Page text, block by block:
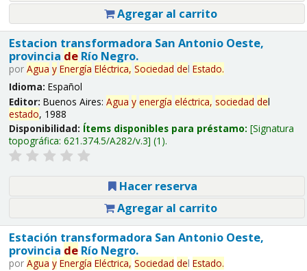
Agregar al carrito
Estacion transformadora San Antonio Oeste,
provincia deRío Negro.
por Agua y Energía Eléctrica, Sociedad del Estado.
Idioma: Español
Editor: Buenos Aires: Agua y energía eléctrica, sociedad del
estado, 1988
Disponibilidad: Ítems disponibles para préstamo: Signatura
topográfica: 621.374.5/A282/v.3 (1).
Hacer reserva
Agregar al carrito
Estación transformadora San Antonio Oeste,
provincia deRío Negro.
por Agua y Energía Eléctrica, Sociedad del Estado.